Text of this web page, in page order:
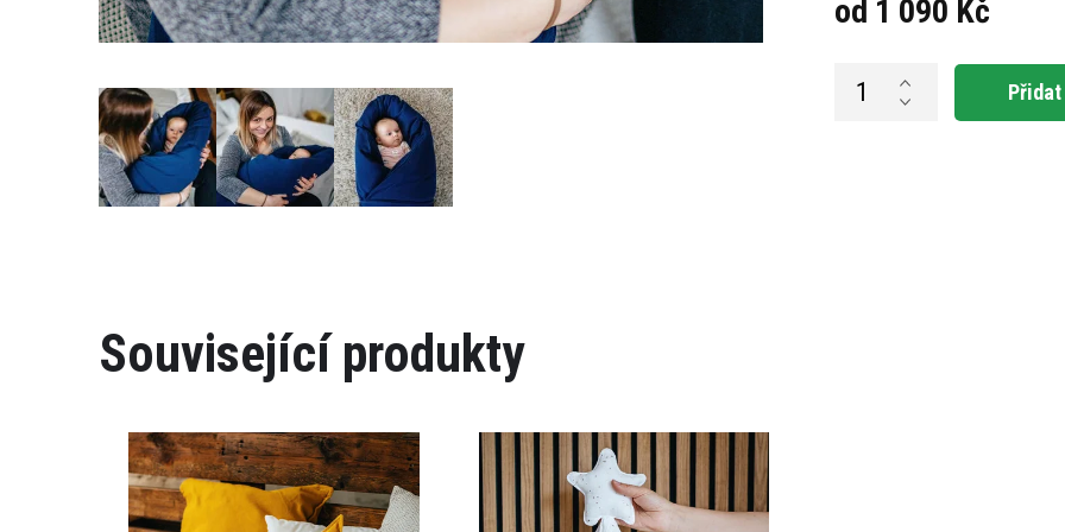
od 1 090 Kč
Související produkty